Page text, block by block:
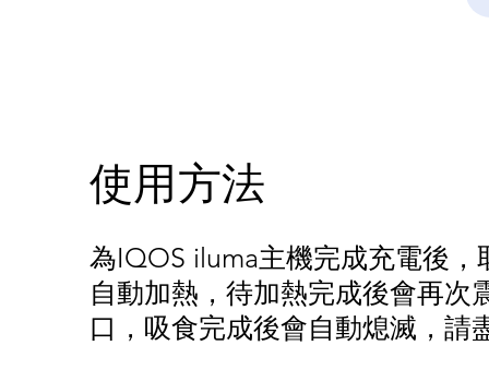
使用方法
為IQOS iluma主機完成充電後
自動加熱，待加熱完成後會再次
口，吸食完成後會自動熄滅，請